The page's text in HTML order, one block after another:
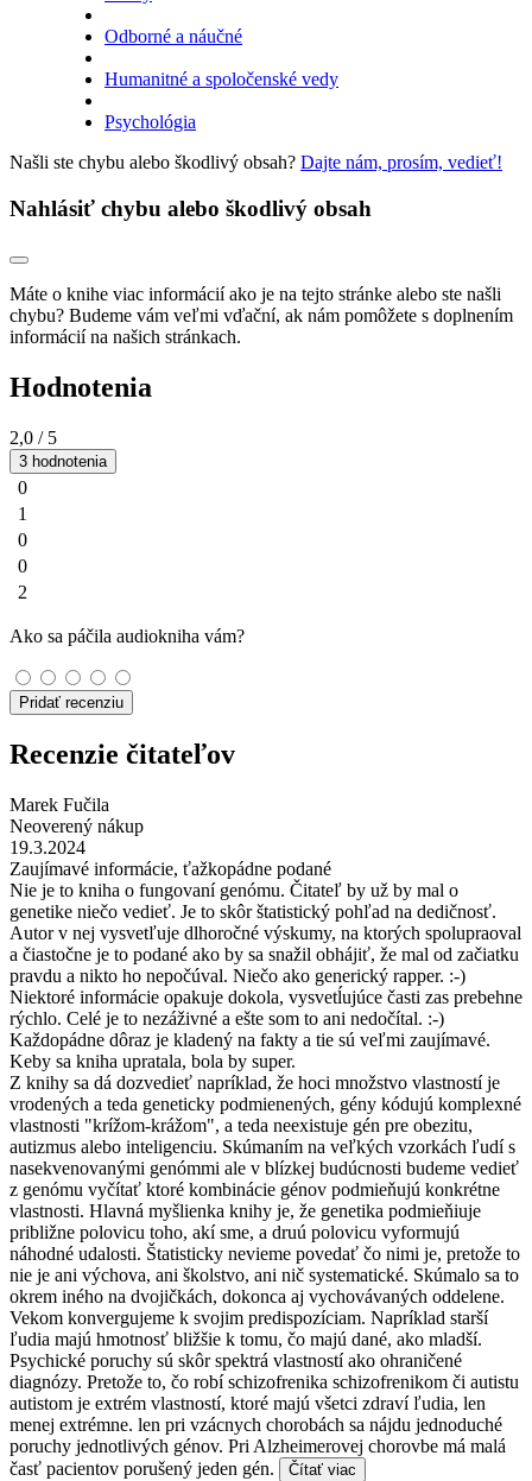
Odborné a náučné
Humanitné a spoločenské vedy
Psychológia
Našli ste chybu alebo škodlivý obsah? Dajte nám, prosím, vedieť!
Nahlásiť chybu alebo škodlivý obsah
Máte o knihe viac informácií ako je na tejto stránke alebo ste našli
chybu? Budeme vám veľmi vďační, ak nám pomôžete s doplnením
informácií na našich stránkach.
Hodnotenia
2,0 / 5
3 hodnotenia
0
1
0
0
2
Ako sa páčila audiokniha vám?
Pridať recenziu
Recenzie čitateľov
Marek Fučila
Neoverený nákup
19.3.2024
Zaujímavé informácie, ťažkopádne podané
Nie je to kniha o fungovaní genómu. Čitateľ by už by mal o
genetike niečo vedieť. Je to skôr štatistický pohľad na dedičnosť.
Autor v nej vysvetľuje dlhoročné výskumy, na ktorých spolupraoval
a čiastočne je to podané ako by sa snažil obhájiť, že mal od začiatku
pravdu a nikto ho nepočúval. Niečo ako generický rapper. :-)
Niektoré informácie opakuje dokola, vysvetĺujúce časti zas prebehne
rýchlo. Celé je to nezáživné a ešte som to ani nedočítal. :-)
Každopádne dôraz je kladený na fakty a tie sú veľmi zaujímavé.
Keby sa kniha upratala, bola by super.
Z knihy sa dá dozvedieť napríklad, že hoci množstvo vlastností je
vrodených a teda geneticky podmienených, gény kódujú komplexné
vlastnosti "krížom-krážom", a teda neexistuje gén pre obezitu,
autizmus alebo inteligenciu. Skúmaním na veľkých vzorkách ľudí s
nasekvenovanými genómmi ale v blízkej budúcnosti budeme vedieť
z genómu vyčítať ktoré kombinácie génov podmieňujú konkrétne
vlastnosti. Hlavná myšlienka knihy je, že genetika podmieňiuje
približne polovicu toho, akí sme, a druú polovicu vyformujú
náhodné udalosti. Štatisticky nevieme povedať čo nimi je, pretože to
nie je ani výchova, ani školstvo, ani nič systematické. Skúmalo sa to
okrem iného na dvojičkách, dokonca aj vychovávaných oddelene.
Vekom konvergujeme k svojim predispozíciam. Napríklad starší
ľudia majú hmotnosť bližšie k tomu, čo majú dané, ako mladší.
Psychické poruchy sú skôr spektrá vlastností ako ohraničené
diagnózy. Pretože to, čo robí schizofrenika schizofrenikom či autistu
autistom je extrém vlastností, ktoré majú všetci zdraví ľudia, len
menej extrémne. len pri vzácnych chorobách sa nájdu jednoduché
poruchy jednotlivých génov. Pri Alzheimerovej chorovbe má malá
časť pacientov porušený jeden gén.
Čítať viac